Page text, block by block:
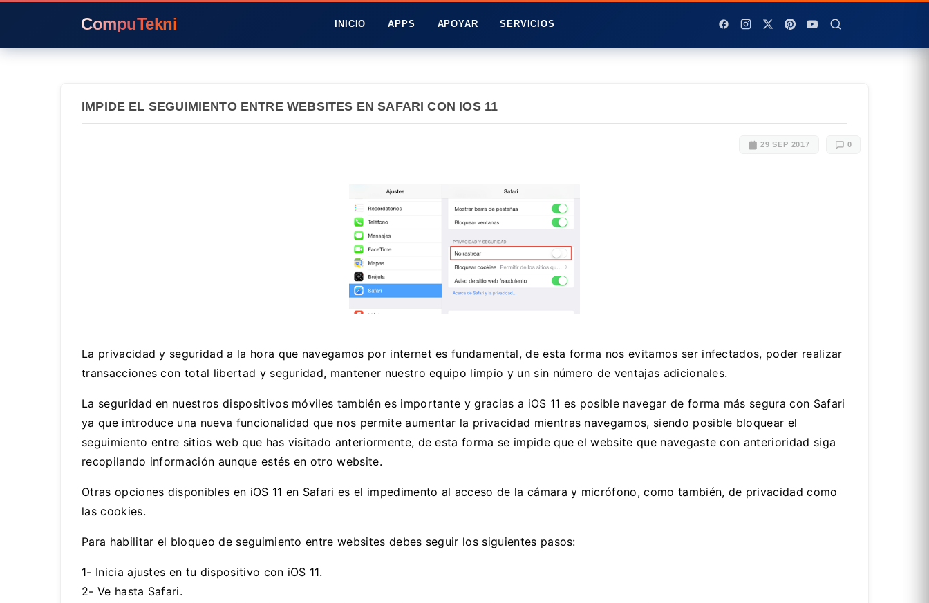
CompuTekni INICIO APPS APOYAR SERVICIOS
IMPIDE EL SEGUIMIENTO ENTRE WEBSITES EN SAFARI CON IOS 11
29 SEP 2017 0
La privacidad y seguridad a la hora que navegamos por internet es fundamental, de esta forma nos evitamos ser infectados, poder realizar
transacciones con total libertad y seguridad, mantener nuestro equipo limpio y un sin número de ventajas adicionales.
La seguridad en nuestros dispositivos móviles también es importante y gracias a iOS 11 es posible navegar de forma más segura con Safari
ya que introduce una nueva funcionalidad que nos permite aumentar la privacidad mientras navegamos, siendo posible bloquear el
seguimiento entre sitios web que has visitado anteriormente, de esta forma se impide que el website que navegaste con anterioridad siga
recopilando información aunque estés en otro website.
Otras opciones disponibles en iOS 11 en Safari es el impedimento al acceso de la cámara y micrófono, como también, de privacidad como
las cookies.
Para habilitar el bloqueo de seguimiento entre websites debes seguir los siguientes pasos:
1- Inicia ajustes en tu dispositivo con iOS 11.
2- Ve hasta Safari.